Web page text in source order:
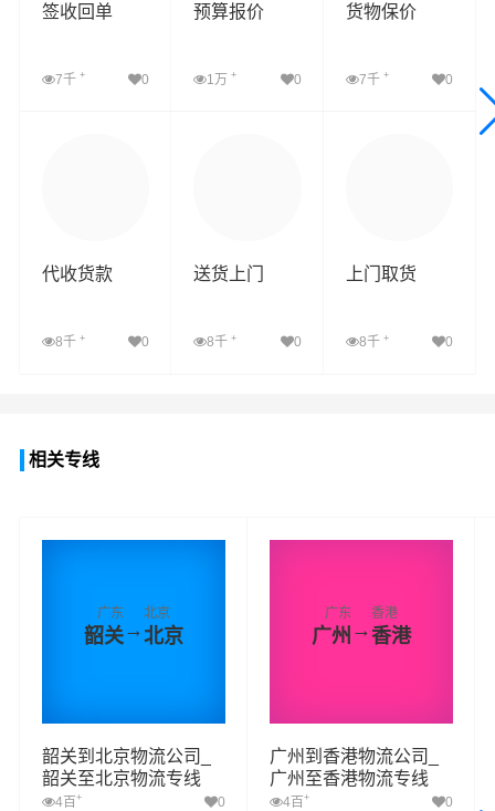
签收回单
7千 + 0
预算报价
1万+ 0
货物保价
7千 + 0
代收货款
8千 + 0
送货上门
8千+ 0
上门取货
8千 + 0
相关专线
广东
韶关→
北京
北京
韶关到北京物流公司_
韶关至北京物流专线
4百+ 0
广东
广州 →
香港
香港
广州到香港物流公司_
广州至香港物流专线
4百+ 0